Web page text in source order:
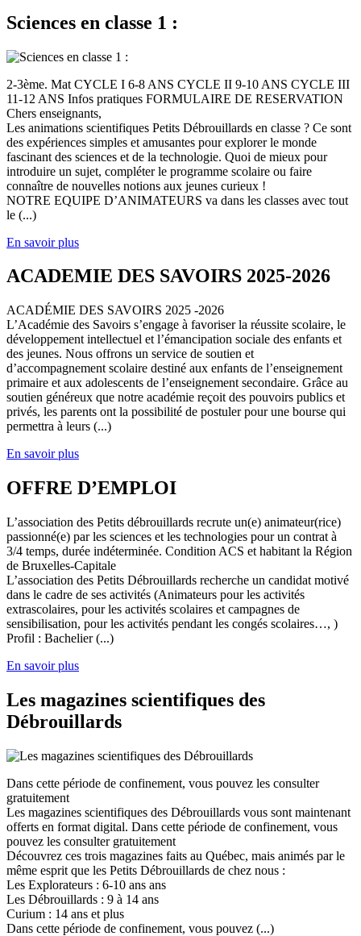
Sciences en classe 1 :
2-3ème. Mat CYCLE I 6-8 ANS CYCLE II 9-10 ANS CYCLE III
11-12 ANS Infos pratiques FORMULAIRE DE RESERVATION
Chers enseignants,
Les animations scientifiques Petits Débrouillards en classe ? Ce sont
des expériences simples et amusantes pour explorer le monde
fascinant des sciences et de la technologie. Quoi de mieux pour
introduire un sujet, compléter le programme scolaire ou faire
connaître de nouvelles notions aux jeunes curieux !
NOTRE EQUIPE D’ANIMATEURS va dans les classes avec tout
le (...)
En savoir plus
ACADEMIE DES SAVOIRS 2025-2026
ACADÉMIE DES SAVOIRS 2025 -2026
L’Académie des Savoirs s’engage à favoriser la réussite scolaire, le
développement intellectuel et l’émancipation sociale des enfants et
des jeunes. Nous offrons un service de soutien et
d’accompagnement scolaire destiné aux enfants de l’enseignement
primaire et aux adolescents de l’enseignement secondaire. Grâce au
soutien généreux que notre académie reçoit des pouvoirs publics et
privés, les parents ont la possibilité de postuler pour une bourse qui
permettra à leurs (...)
En savoir plus
OFFRE D’EMPLOI
L’association des Petits débrouillards recrute un(e) animateur(rice)
passionné(e) par les sciences et les technologies pour un contrat à
3/4 temps, durée indéterminée. Condition ACS et habitant la Région
de Bruxelles-Capitale
L’association des Petits Débrouillards recherche un candidat motivé
dans le cadre de ses activités (Animateurs pour les activités
extrascolaires, pour les activités scolaires et campagnes de
sensibilisation, pour les activités pendant les congés scolaires…, )
Profil : Bachelier (...)
En savoir plus
Les magazines scientifiques des
Débrouillards
Dans cette période de confinement, vous pouvez les consulter
gratuitement
Les magazines scientifiques des Débrouillards vous sont maintenant
offerts en format digital. Dans cette période de confinement, vous
pouvez les consulter gratuitement
Découvrez ces trois magazines faits au Québec, mais animés par le
même esprit que les Petits Débrouillards de chez nous :
Les Explorateurs : 6-10 ans ans
Les Débrouillards : 9 à 14 ans
Curium : 14 ans et plus
Dans cette période de confinement, vous pouvez (...)